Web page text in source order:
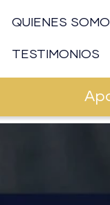
QUIENES
TESTIMONIOS